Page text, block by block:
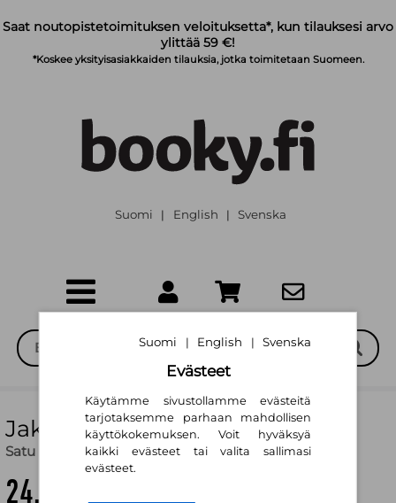
Saat noutopistetoimituksen veloituksetta*, kun tilauksesi arvo
ylittää 59 €!
*Koskee yksityisasiakkaiden tilauksia, jotka toimitetaan Suomeen.
Suomi | English | Svenska
Jakob
Satu Rämö
24,20 €
Suomi | English | Svenska
Evästeet
Käytämme sivustollamme evästeitä
tarjotaksemme parhaan mahdollisen
käyttökokemuksen. Voit hyväksyä
kaikki evästeet tai valita sallimasi
evästeet.